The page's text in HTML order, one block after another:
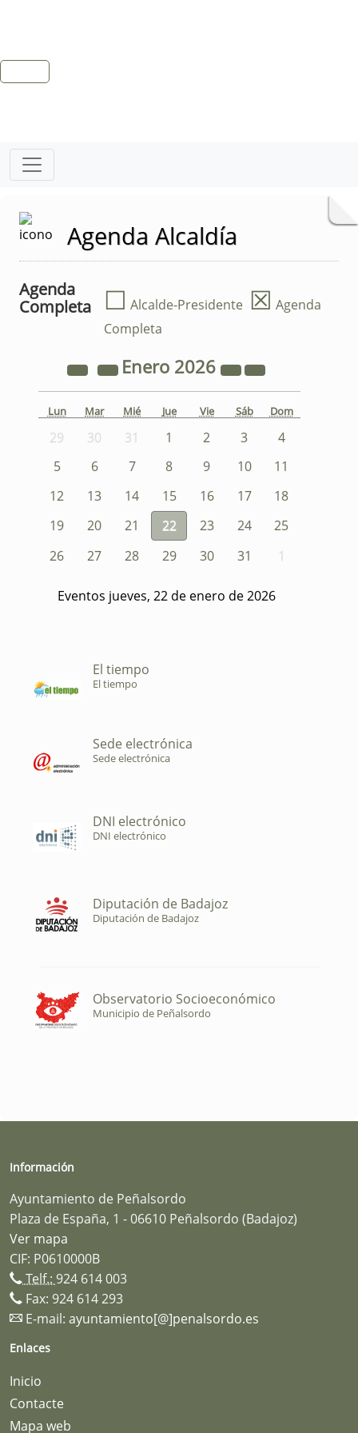
Agenda Alcaldía
Agenda
Completa
☐ Alcalde-Presidente ☒ Agenda
Completa
Enero 2026
Lun Mar Mié Jue Vie Sáb Dom
29 30 31 1 2 3
4
5
6 7 8 9 10
11
12
13 14 15 16 17
18
19
20 21 22 23 24
25
26
27 28 29 30 31 1
Eventos jueves, 22 de enero de 2026
El tiempo
El tiempo
Sede electrónica
Sede electrónica
DNI electrónico
DNI electrónico
Diputación de Badajoz
Diputación de Badajoz
Observatorio Socioeconómico
Municipio de Peñalsordo
Información
Ayuntamiento de Peñalsordo
Plaza de España, 1 - 06610 Peñalsordo (Badajoz)
Ver mapa
CIF: P0610000B
Telf.: 924 614 003
Fax: 924 614 293
E-mail: ayuntamiento[@]penalsordo.es
Enlaces
Inicio
Contacte
Mapa web